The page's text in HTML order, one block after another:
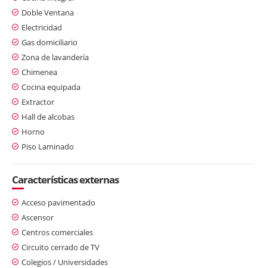
Doble Ventana
Electricidad
Gas domiciliario
Zona de lavandería
Chimenea
Cocina equipada
Extractor
Hall de alcobas
Horno
Piso Laminado
Características externas
Acceso pavimentado
Ascensor
Centros comerciales
Circuito cerrado de TV
Colegios / Universidades